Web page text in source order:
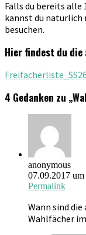
Falls du bereits
kannst du natürlich
besuchen.
Hier findest du
4 Gedanken zu „
anonymous
07.09.2017
Permalink
Wann sind
Wahlfächer